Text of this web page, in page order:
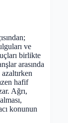
ve
birlikte
arasında
hafif
Ağrı,
konunun